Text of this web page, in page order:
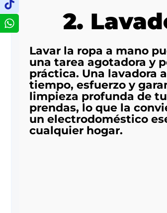
2.
Lavar la ropa a mano
una tarea agotadora y
práctica. Una lavadora
tiempo, esfuerzo y
limpieza profunda de
prendas, lo que la
un electrodoméstico
cualquier hogar.